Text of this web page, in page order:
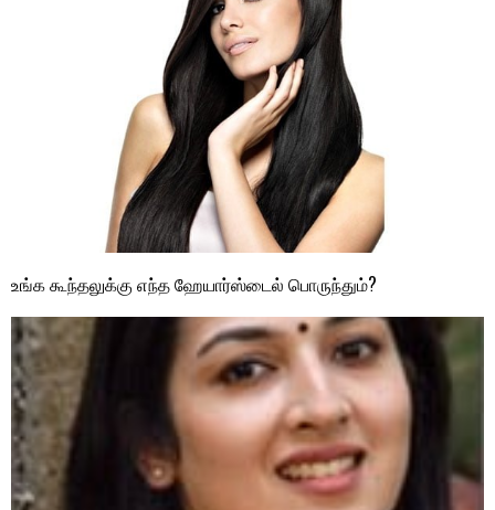
உங்க கூந்தலுக்கு எந்த ஹேயார்ஸ்டைல் ​பொருந்தும்?